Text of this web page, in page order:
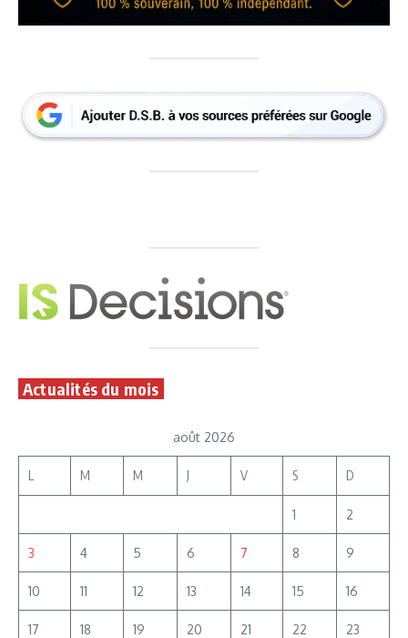
Actualités du mois
août 2026
L M M J V S D
1 2
3 4 5 6 7 8 9
10 11 12 13 14 15 16
17 18 19 20 21 22 23